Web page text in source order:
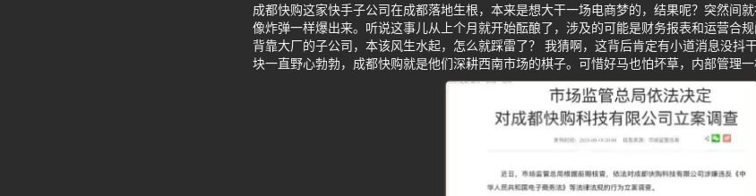
成都快购这家快手子公司在成都落地生根，本来是想大干一场电商梦的，结果呢？突然间
像炸弹一样爆出来。听说这事儿从上个月就开始酝酿了，涉及的可能是财务报表和运营合
背靠大厂的子公司，本该风生水起，怎么就踩雷了？ 我猜啊，这背后肯定有小道消息没抖
块一直野心勃勃，成都快购就是他们深耕西南市场的棋子。可惜好马也怕坏草，内部管理一